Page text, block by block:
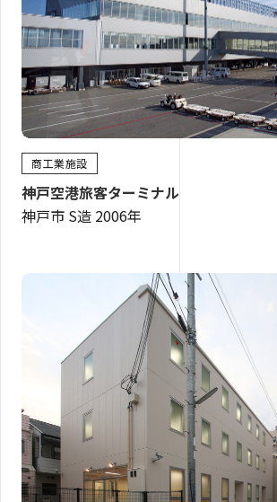
商工業施設
神戸空港旅客ターミナル
神戸市 S造 2006年